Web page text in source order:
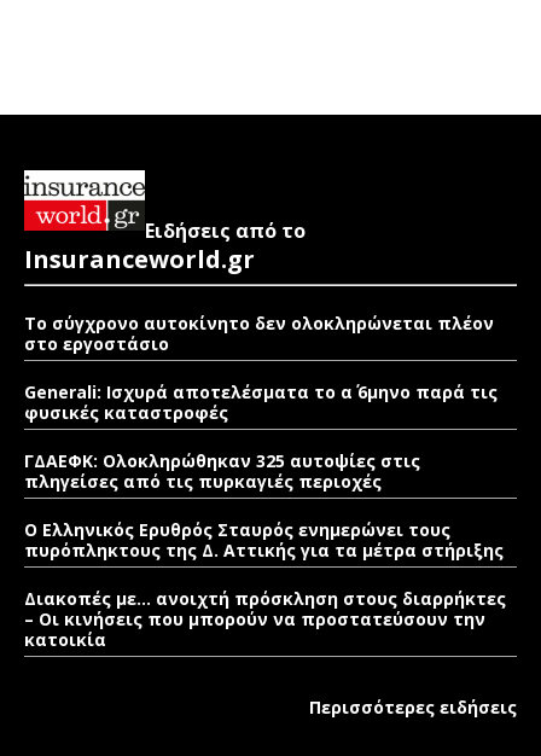
Ειδήσεις από το
Insuranceworld.gr
Το σύγχρονο αυτοκίνητο δεν ολοκληρώνεται πλέον
στο εργοστάσιο
Generali: Ισχυρά αποτελέσματα το α΄ 6μηνο παρά τις
φυσικές καταστροφές
ΓΔΑΕΦΚ: Ολοκληρώθηκαν 325 αυτοψίες στις
πληγείσες από τις πυρκαγιές περιοχές
Ο Ελληνικός Ερυθρός Σταυρός ενημερώνει τους
πυρόπληκτους της Δ. Αττικής για τα μέτρα στήριξης
Διακοπές με… ανοιχτή πρόσκληση στους διαρρήκτες
– Οι κινήσεις που μπορούν να προστατεύσουν την
κατοικία
Περισσότερες ειδήσεις